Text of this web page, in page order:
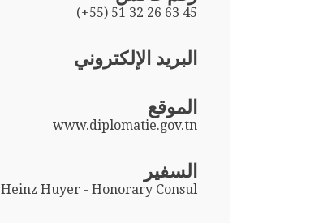
(+55) 51 32 26 63 45
البريد الإلكتروني
الموقع
www.diplomatie.gov.tn
السفير
Heinz Huyer - Honorary Consul